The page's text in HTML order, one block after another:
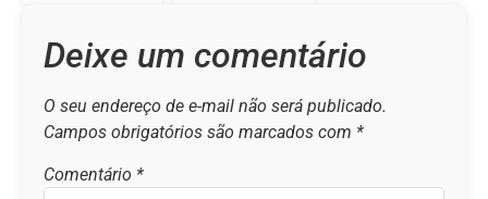
Deixe um comentário
O seu endereço de e-mail não será publicado.
Campos obrigatórios são marcados com *
Comentário *